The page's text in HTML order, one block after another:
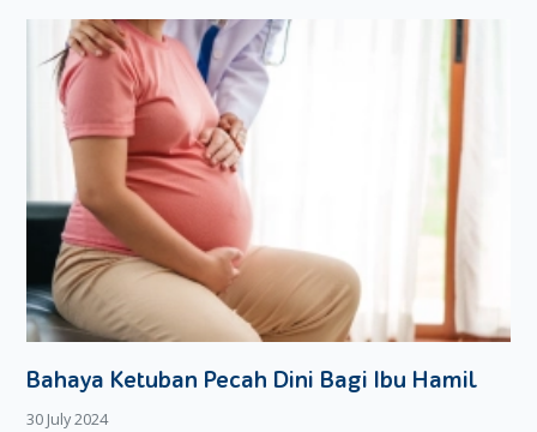
Meningkatkan Kecerdasan Si Kecil
Si Kecil butuh sentuhan untuk membantunya beradaptasi
dengan lingkungan. Selain itu, dipangku pun akan membuat
Si Kecil merasa aman dan lebih tenang. (oleh dr Attila
Dewanti, SpA (K), dokter spesialis anak dari Brawijaya
Women & Children Hospital, Jakarta)
Lebih lanjut lagi, Attila menjelaskan saat berada di dalam
kandungan, Si Kecil terbiasa mendengarkan detak jantung
Mom yang membuatnya merasa lebih tenang. Kondisi
serupa akan dirasakan Si Kecil saat dipangku, dimana detak
jantung Mom akan terdengar saat kepalanya didekatkan
pada dada.
Bahaya Ketuban Pecah Dini Bagi Ibu Hamil
30 July 2024